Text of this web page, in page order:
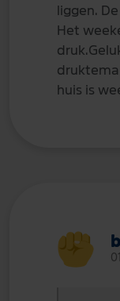
liggen.
Het
huis is